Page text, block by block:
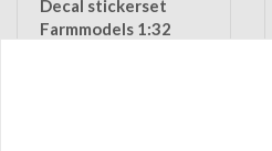
Decal stickerset
Farmmodels 1:32